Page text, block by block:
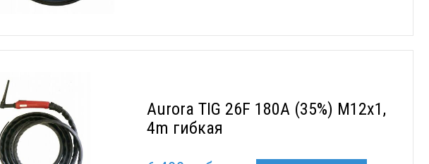
Aurora TIG 26F 180A (35%) M12x1,
4m гибкая